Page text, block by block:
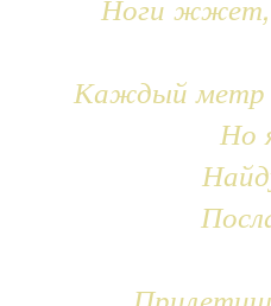
Каждый метр
Но